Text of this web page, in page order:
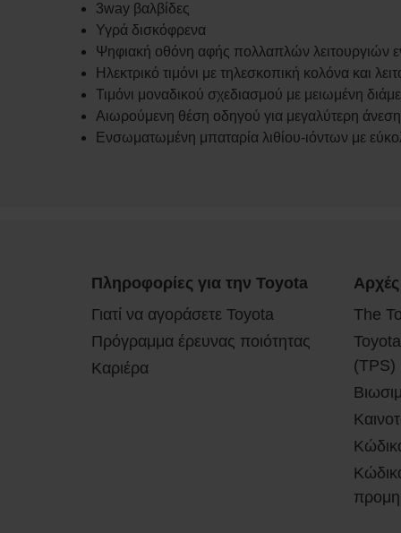
3way βαλβίδες
Υγρά δισκόφρενα
Ψηφιακή οθόνη αφής πολλαπλών λειτουργιών
Ηλεκτρικό τιμόνι με τηλεσκοπική κολόνα και
Τιμόνι μοναδικού σχεδιασμού με μειωμένη
Αιωρούμενη θέση οδηγού για μεγαλύτερη άνεση
Ενσωματωμένη μπαταρία λιθίου-ιόντων με
Πληροφορίες για την Toyota
Γιατί να αγοράσετε Toyota
Πρόγραμμα έρευνας ποιότητας
Καριέρα
The
(TPS)